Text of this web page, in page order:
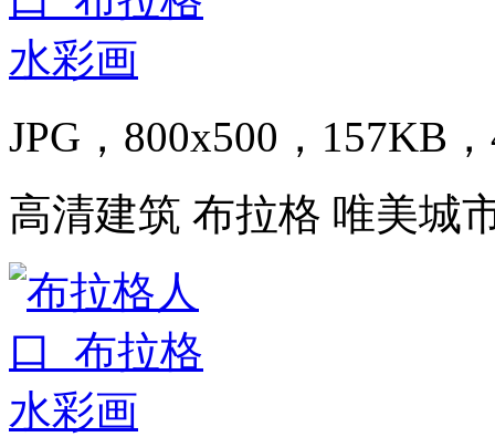
JPG，800x500，157KB
高清建筑 布拉格 唯美城